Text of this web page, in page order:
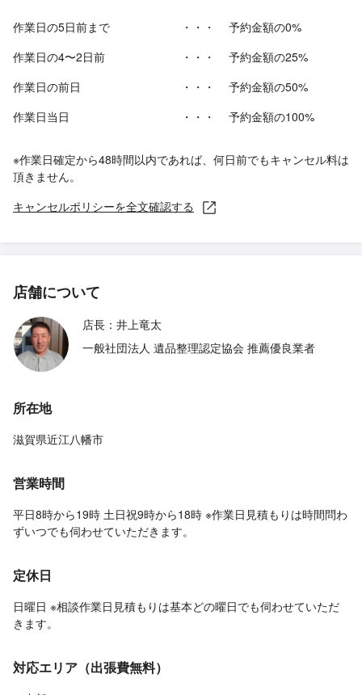
作業日の5日前まで ・・・
予約金額の0%
作業日の4〜2日前
・・・
予約金額の25%
作業日の前日
・・・
予約金額の50%
作業日当日
・・・ 予約金額の100%
※作業日確定から48時間以内であれば、何日前でもキャンセル料は
頂きません。
キャンセルポリシーを全文確認する
店舗について
店長：井上竜太
一般社団法人 遺品整理認定協会 推薦優良業者
所在地
滋賀県近江八幡市
営業時間
平日8時から19時 土日祝9時から18時 ※作業日見積もりは時間問わ
ずいつでも伺わせていただきます。
定休日
日曜日 ※相談作業日見積もりは基本どの曜日でも伺わせていただ
きます。
対応エリア（出張費無料）